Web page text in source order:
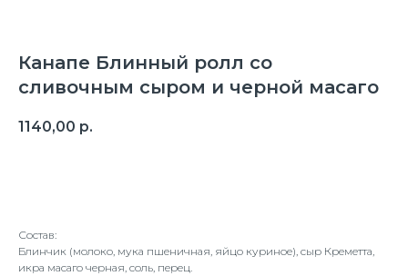
Канапе Блинный ролл со
сливочным сыром и черной масаго
1140,00 р.
Состав:
Блинчик (молоко, мука пшеничная, яйцо куриное), сыр Креметта,
икра масаго черная, соль, перец.